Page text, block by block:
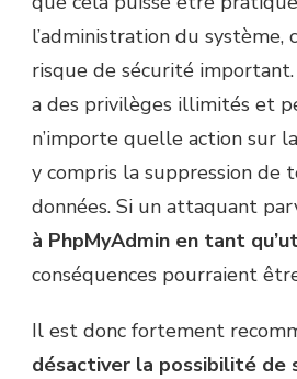
l’administration du système,
risque de sécurité
a des privilèges illimités et
n’importe quelle action sur
y compris la suppression de
données. Si un attaquant
à PhpMyAdmin en tant
conséquences pourraient
Il est donc fortement
désactiver la possibilité de